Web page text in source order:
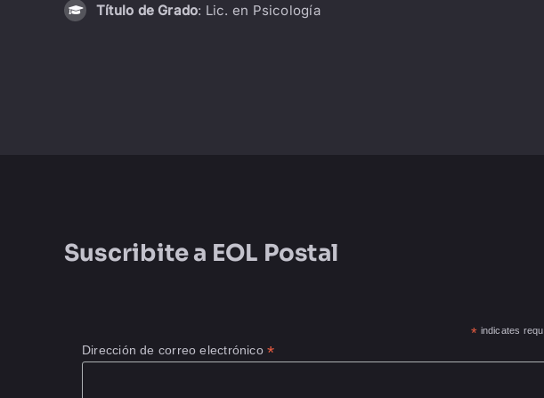
Título de Grado: Lic. en Psicología
Suscribite a EOL Postal
* indicates
Dirección de correo electrónico*